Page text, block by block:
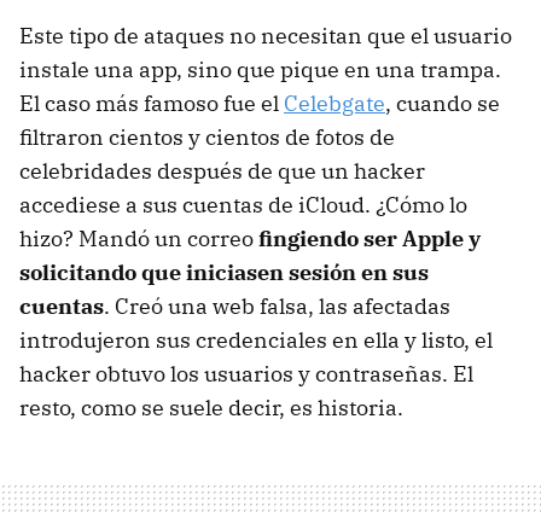
Este tipo de ataques no necesitan que el usuario
instale una app, sino que pique en una trampa.
El caso más famoso fue el Celebgate, cuando se
filtraron cientos y cientos de fotos de
celebridades después de que un hacker
accediese a sus cuentas de iCloud. ¿Cómo lo
hizo? Mandó un correofingiendo ser Apple y
solicitando que iniciasen sesión en sus
cuentas. Creó una web falsa, las afectadas
introdujeron sus credenciales en ella y listo, el
hacker obtuvo los usuarios y contraseñas. El
resto, como se suele decir, es historia.